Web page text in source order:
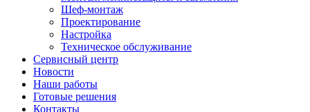
Шеф-монтаж
Проектирование
Настройка
Техническое обслуживание
Сервисный центр
Новости
Наши работы
Готовые решения
Контакты